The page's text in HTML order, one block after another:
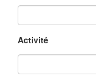
Activité